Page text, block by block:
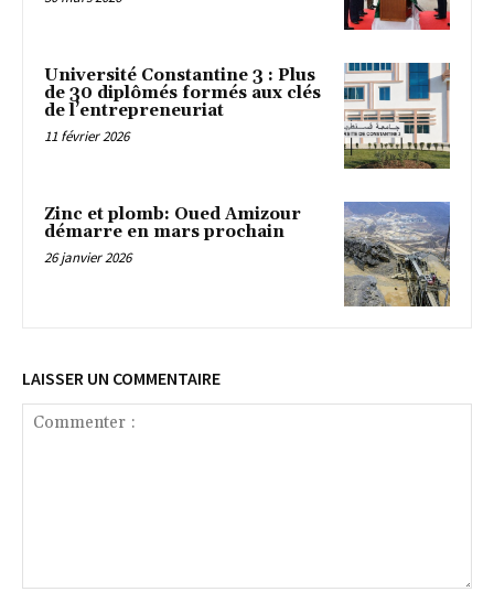
Université Constantine 3 : Plus
de 30 diplômés formés aux clés
de l’entrepreneuriat
11 février 2026
Zinc et plomb: Oued Amizour
démarre en mars prochain
26 janvier 2026
LAISSER UN COMMENTAIRE